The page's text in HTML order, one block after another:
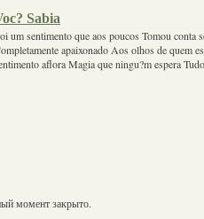
Sabia
um sentimento que aos poucos Tomou conta
apaixonado Aos olhos de quem
aflora Magia que ningu?m espera
момент закрыто.